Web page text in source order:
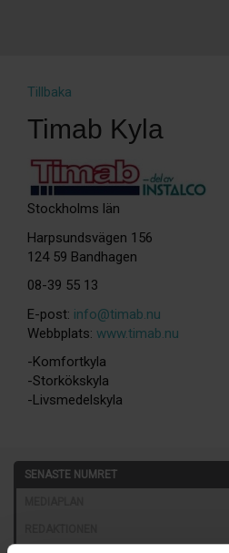
Tillbaka
Timab Kyla
Stockholms län
Harpsundsvägen 156
124 59 Bandhagen
08-39 55 13
E-post: info@timab.nu
Webbplats: www.timab.nu
-Komfortkyla
-Storkökskyla
-Livsmedelskyla
SENASTE NUMRET